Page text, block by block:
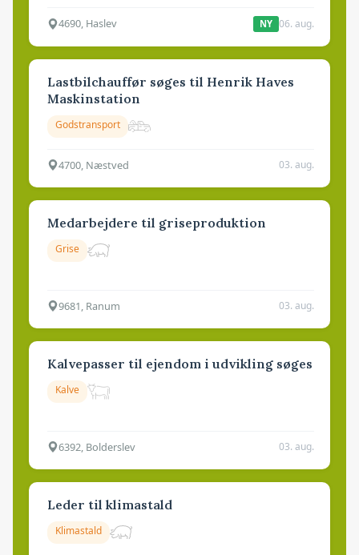
4690, Haslev NY 06. aug.
Lastbilchauffør søges til Henrik Haves
Maskinstation
Godstransport
4700, Næstved 03. aug.
Medarbejdere til griseproduktion
Grise
9681, Ranum 03. aug.
Kalvepasser til ejendom i udvikling søges
Kalve
6392, Bolderslev 03. aug.
Leder til klimastald
Klimastald